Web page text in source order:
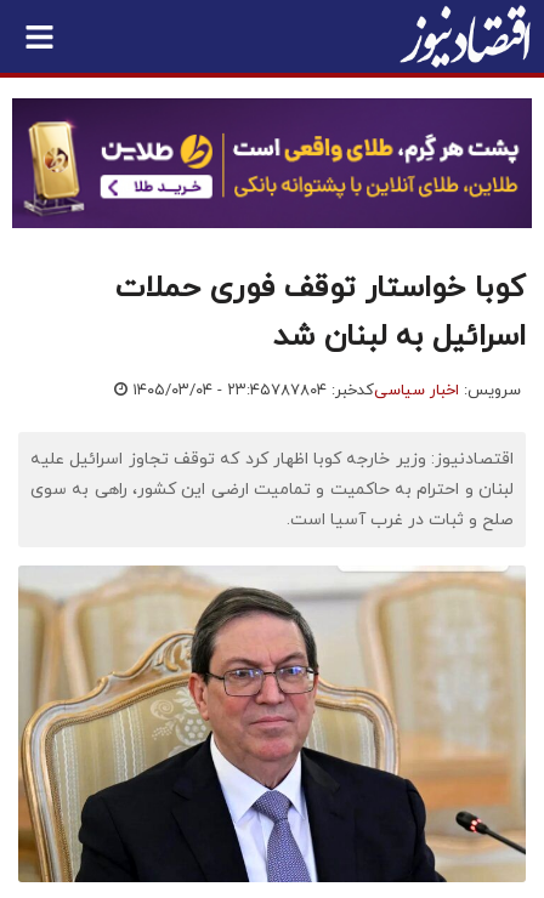
کوبا خواستار توقف فوری حملات
اسرائیل به لبنان شد
سرویس: اخبار سیاسیکدخبر: ۷۸۷۸۰۴ ۱۴۰۵/۰۳/۰۴ - ۲۳:۴۵
اقتصادنیوز: وزیر خارجه کوبا اظهار کرد که توقف تجاوز اسرائیل علیه
لبنان و احترام به حاکمیت و تمامیت ارضی این کشور، راهی به سوی
صلح و ثبات در غرب آسیا است.